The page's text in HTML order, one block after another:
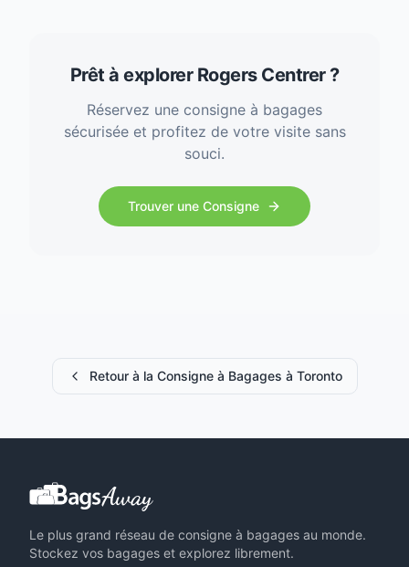
Prêt à explorer Rogers Centrer ?
Réservez une consigne à bagages
sécurisée et profitez de votre visite sans
souci.
Trouver une Consigne
Retour à la Consigne à Bagages à Toronto
Le plus grand réseau de consigne à bagages au monde.
Stockez vos bagages et explorez librement.